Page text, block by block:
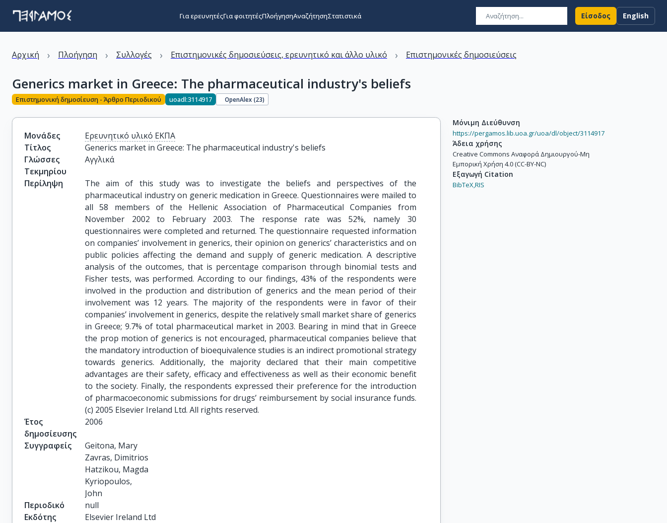
Για ερευνητέςΓια φοιτητέςΠλοήγησηΑναζήτησηΣτατιστικά Είσοδος English
Αρχική › Πλοήγηση › Συλλογές › Επιστημονικές δημοσιεύσεις, ερευνητικό και άλλο υλικό › Επιστημονικές δημοσιεύσεις
Generics market in Greece: The pharmaceutical industry's beliefs
Επιστημονική δημοσίευση - Άρθρο Περιοδικού uoadl:3114917 OpenAlex (23)
Μονάδες
Ερευνητικό υλικό ΕΚΠΑ
Τίτλος
Generics market in Greece: The pharmaceutical industry's beliefs
Γλώσσες
Τεκμηρίου
Αγγλικά
Περίληψη
The aim of this study was to investigate the beliefs and perspectives of the
pharmaceutical industry on generic medication in Greece. Questionnaires were mailed to
all 58 members of the Hellenic Association of Pharmaceutical Companies from
November 2002 to February 2003. The response rate was 52%, namely 30
questionnaires were completed and returned. The questionnaire requested information
on companies’ involvement in generics, their opinion on generics’ characteristics and on
public policies affecting the demand and supply of generic medication. A descriptive
analysis of the outcomes, that is percentage comparison through binomial tests and
Fisher tests, was performed. According to our findings, 43% of the respondents were
involved in the production and distribution of generics and the mean period of their
involvement was 12 years. The majority of the respondents were in favor of their
companies’ involvement in generics, despite the relatively small market share of generics
in Greece; 9.7% of total pharmaceutical market in 2003. Bearing in mind that in Greece
the prop motion of generics is not encouraged, pharmaceutical companies believe that
the mandatory introduction of bioequivalence studies is an indirect promotional strategy
towards generics. Additionally, the majority declared that their main competitive
advantages are their safety, efficacy and effectiveness as well as their economic benefit
to the society. Finally, the respondents expressed their preference for the introduction
of pharmacoeconomic submissions for drugs’ reimbursement by social insurance funds.
(c) 2005 Elsevier Ireland Ltd. All rights reserved.
Έτος
δημοσίευσης
2006
Συγγραφείς
Geitona, Mary
Zavras, Dimitrios
Hatzikou, Magda
Kyriopoulos,
John
Περιοδικό
null
Εκδότης
Elsevier Ireland Ltd
Μόνιμη Διεύθυνση
https://pergamos.lib.uoa.gr/uoa/dl/object/3114917
Άδεια χρήσης
Creative Commons Αναφορά Δημιουργού-Μη
Εμπορική Χρήση 4.0 (CC-BY-NC)
Εξαγωγή Citation
BibTeX,RIS